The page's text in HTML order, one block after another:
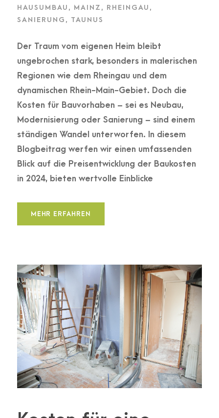
HAUSUMBAU , MAINZ , RHEINGAU ,
SANIERUNG , TAUNUS
Der Traum vom eigenen Heim bleibt
ungebrochen stark, besonders in malerischen
Regionen wie dem Rheingau und dem
dynamischen Rhein-Main-Gebiet. Doch die
Kosten für Bauvorhaben – sei es Neubau,
Modernisierung oder Sanierung – sind einem
ständigen Wandel unterworfen. In diesem
Blogbeitrag werfen wir einen umfassenden
Blick auf die Preisentwicklung der Baukosten
in 2024, bieten wertvolle Einblicke
MEHR ERFAHREN